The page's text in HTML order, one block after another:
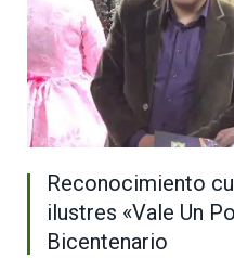
Reconocimiento
ilustres «Vale Un
Bicentenario